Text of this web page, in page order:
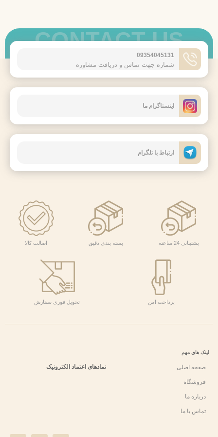
CONTACT US
09354045131
شماره جهت تماس و دریافت مشاوره
اینستاگرام ما
ارتباط با تلگرام
پشتیبانی 24 ساعته بسته بندی دقیق اصالت کالا
پرداحت امن تحویل فوری سفارش
لینک های مهم
صفحه اصلی
فروشگاه
درباره ما
تماس با ما
نمادهای اعتماد الکترونیک